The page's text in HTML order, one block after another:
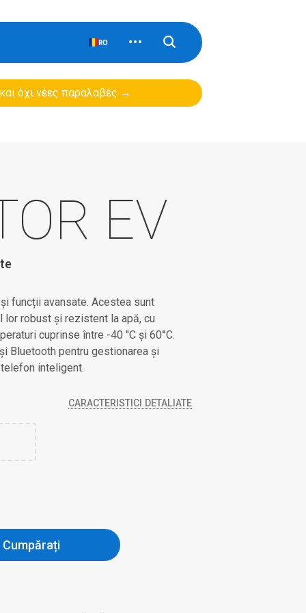
RO
όχι νέες παραλαβές →
EV
funcții avansate. Acestea sunt
lor robust și rezistent la apă, cu
cuprinse între -40 "C și 60°C.
Bluetooth pentru gestionarea și
inteligent.
CARACTERISTICI DETALIATE
Cumpărați